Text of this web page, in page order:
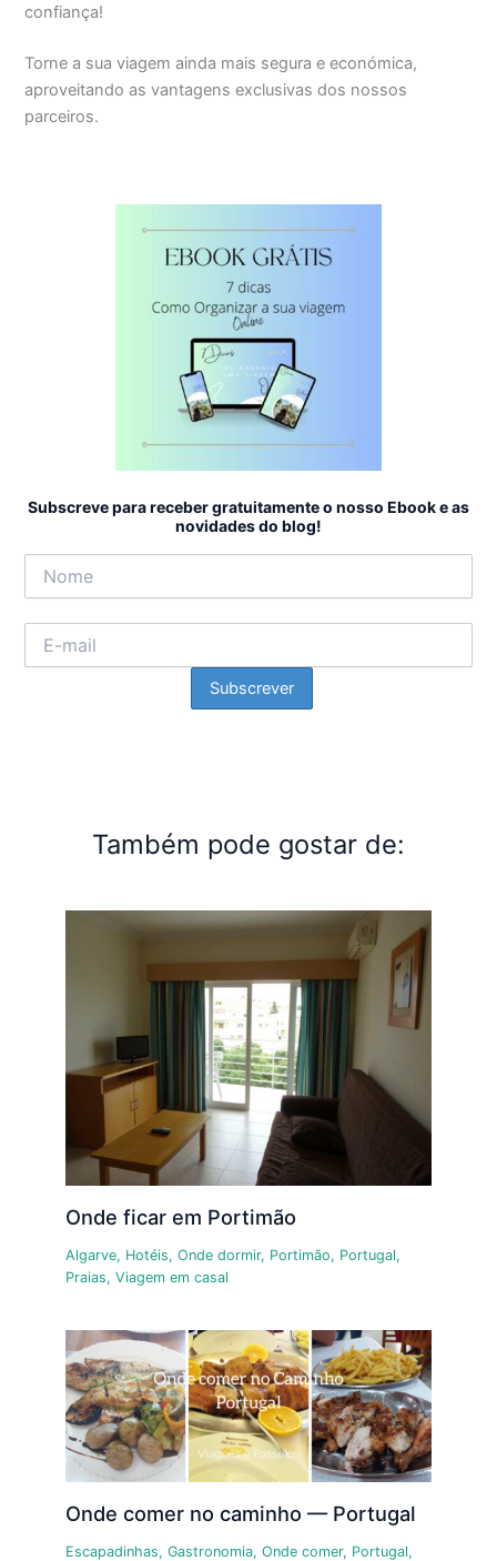
confiança!
Torne a sua viagem ainda mais segura e económica,
aproveitando as vantagens exclusivas dos nossos
parceiros.
Subscreve para receber gratuitamente o nosso Ebook e as
novidades do blog!
Também pode gostar de:
Onde ficar em Portimão
Algarve, Hotéis, Onde dormir, Portimão, Portugal,
Praias, Viagem em casal
Onde comer no caminho — Portugal
Escapadinhas, Gastronomia, Onde comer, Portugal,